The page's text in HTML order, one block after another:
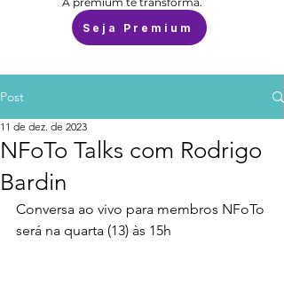
Seja Premium
Post
NFoTo Talks com Rodrigo
Bardin
11 de dez. de 2023
Conversa ao vivo para membros NFoTo
será na quarta (13) às 15h